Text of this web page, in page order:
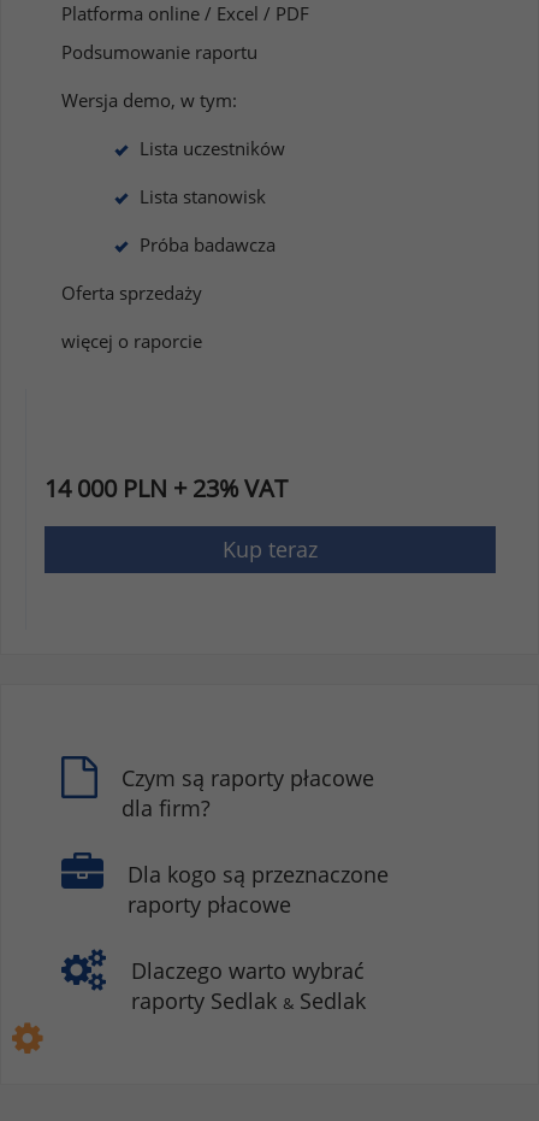
Platforma online / Excel / PDF
Podsumowanie raportu
Wersja demo, w tym:
Lista uczestników
Lista stanowisk
Próba badawcza
Oferta sprzedaży
więcej o raporcie
14 000 PLN + 23% VAT
Kup teraz
Czym są raporty płacowe
dla firm?
Dla kogo są przeznaczone
raporty płacowe
Dlaczego warto wybrać
raporty Sedlak & Sedlak